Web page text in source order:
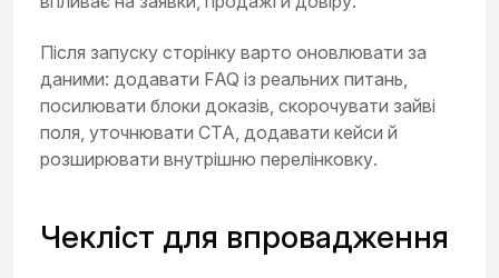
Після запуску сторінку варто оновлювати за
даними: додавати FAQ із реальних питань,
посилювати блоки доказів, скорочувати зайві
поля, уточнювати CTA, додавати кейси й
розширювати внутрішню перелінковку.
Чекліст для впровадження